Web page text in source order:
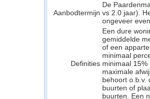
Aanbodtermijn
De
vs 2.0 jaar).
ongeveer
Definities
Een dure
gemiddelde
of een
minimaal
minimaal
maximale
behoort o.b.v.
buurten of
buurten. Een